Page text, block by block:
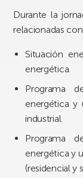
Durante la
relacionadas
Situación
energética.
Programa
energética y
industrial.
Programa
energética y
(residencial y